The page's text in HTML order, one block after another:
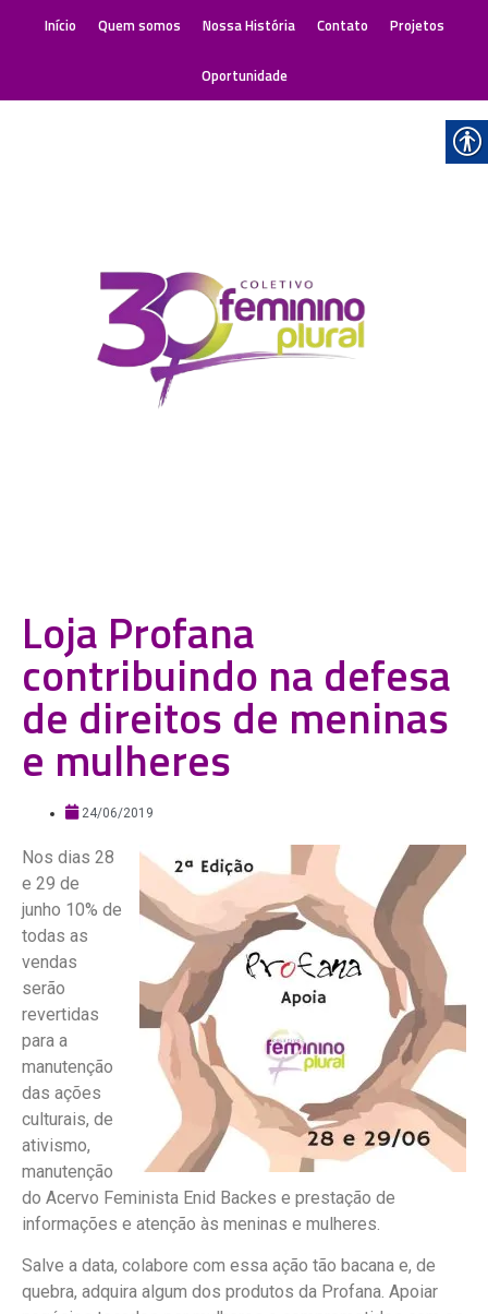
Início Quem somos Nossa História Contato Projetos
Oportunidade
Loja Profana
contribuindo na defesa
de direitos de meninas
e mulheres
24/06/2019
Nos dias 28
e 29 de
junho 10% de
todas as
vendas
serão
revertidas
para a
manutenção
das ações
culturais, de
ativismo,
manutenção
do Acervo Feminista Enid Backes e prestação de
informações e atenção às meninas e mulheres.
Salve a data, colabore com essa ação tão bacana e, de
quebra, adquira algum dos produtos da Profana. Apoiar